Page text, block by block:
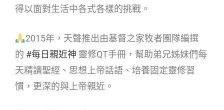
得以面對生活中各式各樣的挑戰。
2015年，天聲推出由基督之家牧者團隊編撰
的 #每日親近神 靈修QT手冊，幫助弟兄姊妹們每
天精讀聖經、思想上帝話語、培養固定靈修習
慣，更深的與上帝親近。